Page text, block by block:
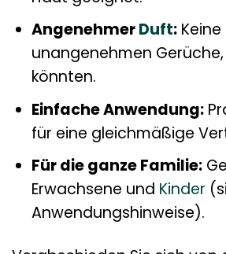
AngenehmerDuft:Keine
unangenehmen
könnten.
Einfache Anwendung:
für eine gleichmäßige
Für die ganze Familie:
Erwachsene und Kinder
Anwendungshinweise).